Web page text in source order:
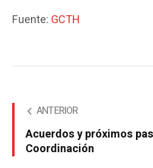
Fuente: GCTH
ANTERIOR
Acuerdos y próximos
Coordinación